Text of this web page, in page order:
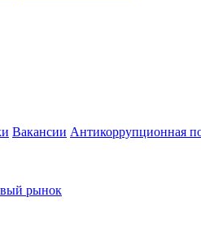
Вакансии Антикоррупционная
рынок